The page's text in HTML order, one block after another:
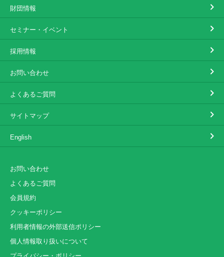
財団情報
セミナー・イベント
採用情報
お問い合わせ
よくあるご質問
サイトマップ
English
お問い合わせ
よくあるご質問
会員規約
クッキーポリシー
利用者情報の外部送信ポリシー
個人情報取り扱いについて